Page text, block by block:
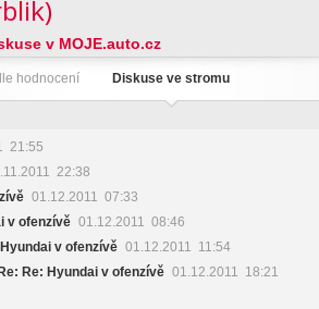
v MOJE.auto.cz
hodnocení Diskuse ve stromu
21:55
22:38
01.12.2011 07:33
v ofenzívě 01.12.2011 08:46
v ofenzívě 01.12.2011 11:54
Re: Hyundai v ofenzívě 01.12.2011 18:21